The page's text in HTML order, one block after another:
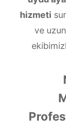
hizmeti
ve